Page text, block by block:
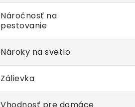
Náročnosť na
pestovanie
Nároky na svetlo
Zálievka